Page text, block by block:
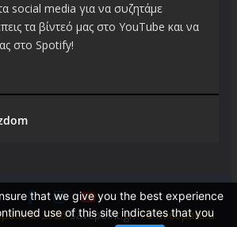
social media για να συζητάμε
τα βίντεό μας στο YouTube και να
στο Spotify!
© 2026Savepoint.gr. Τα πνευματικά
that we give you the best experience
use of this site indicates that you